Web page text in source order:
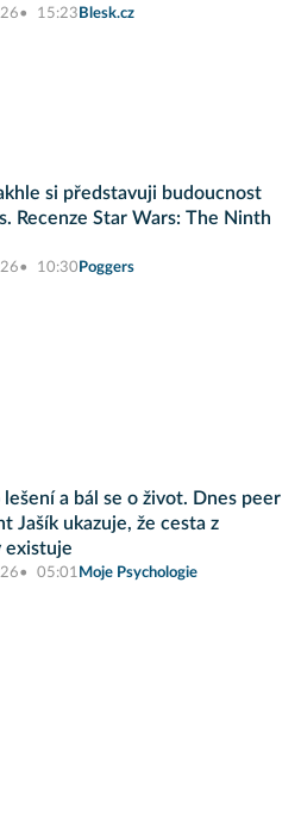
15:23 Blesk.cz
si představuji budoucnost
Recenze Star Wars: The Ninth
10:30 Poggers
a bál se o život. Dnes peer
Jašík ukazuje, že cesta z
existuje
05:01 Moje Psychologie